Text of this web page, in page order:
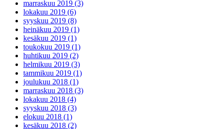
marraskuu 2019 (3)
lokakuu 2019 (6)
syyskuu 2019 (8)
heinäkuu 2019 (1)
kesäkuu 2019 (1)
toukokuu 2019 (1)
huhtikuu 2019 (2)
helmikuu 2019 (3)
tammikuu 2019 (1)
joulukuu 2018 (1)
marraskuu 2018 (3)
lokakuu 2018 (4)
syyskuu 2018 (3)
elokuu 2018 (1)
kesäkuu 2018 (2)